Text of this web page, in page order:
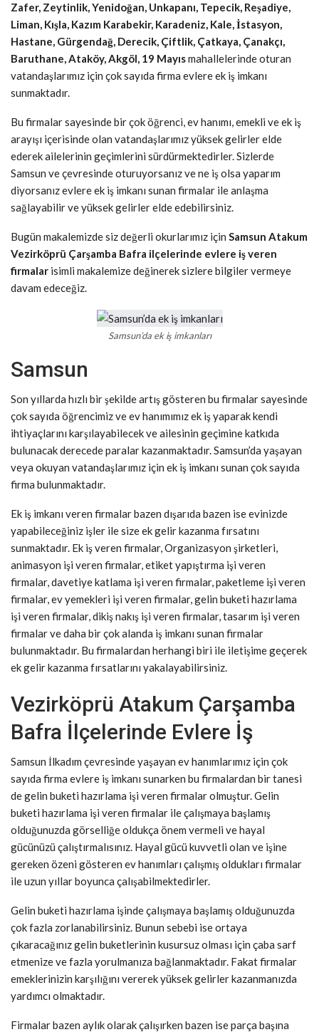
Zafer, Zeytinlik, Yenidoğan, Unkapanı, Tepecik, Reşadiye,
Liman, Kışla, Kazım Karabekir, Karadeniz, Kale, İstasyon,
Hastane, Gürgendağ, Derecik, Çiftlik, Çatkaya, Çanakçı,
Baruthane, Ataköy, Akgöl, 19 Mayısmahallelerinde oturan
vatandaşlarımız için çok sayıda firma evlere ek iş imkanı
sunmaktadır.
Bu firmalar sayesinde bir çok öğrenci, ev hanımı, emekli ve ek iş
arayışı içerisinde olan vatandaşlarımız yüksek gelirler elde
ederek ailelerinin geçimlerini sürdürmektedirler. Sizlerde
Samsun ve çevresinde oturuyorsanız ve ne iş olsa yaparım
diyorsanız evlere ek iş imkanı sunan firmalar ile anlaşma
sağlayabilir ve yüksek gelirler elde edebilirsiniz.
Bugün makalemizde siz değerli okurlarımız için Samsun Atakum
Vezirköprü Çarşamba Bafra ilçelerinde evlere iş veren
firmalar isimli makalemize değinerek sizlere bilgiler vermeye
davam edeceğiz.
Samsun’da ek iş imkanları
Samsun
Son yıllarda hızlı bir şekilde artış gösteren bu firmalar sayesinde
çok sayıda öğrencimiz ve ev hanımımız ek iş yaparak kendi
ihtiyaçlarını karşılayabilecek ve ailesinin geçimine katkıda
bulunacak derecede paralar kazanmaktadır. Samsun’da yaşayan
veya okuyan vatandaşlarımız için ek iş imkanı sunan çok sayıda
firma bulunmaktadır.
Ek iş imkanı veren firmalar bazen dışarıda bazen ise evinizde
yapabileceğiniz işler ile size ek gelir kazanma fırsatını
sunmaktadır. Ek iş veren firmalar, Organizasyon şirketleri,
animasyon işi veren firmalar, etiket yapıştırma işi veren
firmalar, davetiye katlama işi veren firmalar, paketleme işi veren
firmalar, ev yemekleri işi veren firmalar, gelin buketi hazırlama
işi veren firmalar, dikiş nakış işi veren firmalar, tasarım işi veren
firmalar ve daha bir çok alanda iş imkanı sunan firmalar
bulunmaktadır. Bu firmalardan herhangi biri ile iletişime geçerek
ek gelir kazanma fırsatlarını yakalayabilirsiniz.
Vezirköprü Atakum Çarşamba
Bafra İlçelerinde Evlere İş
Samsun İlkadım çevresinde yaşayan ev hanımlarımız için çok
sayıda firma evlere iş imkanı sunarken bu firmalardan bir tanesi
de gelin buketi hazırlama işi veren firmalar olmuştur. Gelin
buketi hazırlama işi veren firmalar ile çalışmaya başlamış
olduğunuzda görselliğe oldukça önem vermeli ve hayal
gücünüzü çalıştırmalısınız. Hayal gücü kuvvetli olan ve işine
gereken özeni gösteren ev hanımları çalışmış oldukları firmalar
ile uzun yıllar boyunca çalışabilmektedirler.
Gelin buketi hazırlama işinde çalışmaya başlamış olduğunuzda
çok fazla zorlanabilirsiniz. Bunun sebebi ise ortaya
çıkaracağınız gelin buketlerinin kusursuz olması için çaba sarf
etmenize ve fazla yorulmanıza bağlanmaktadır. Fakat firmalar
emeklerinizin karşılığını vererek yüksek gelirler kazanmanızda
yardımcı olmaktadır.
Firmalar bazen aylık olarak çalışırken bazen ise parça başına